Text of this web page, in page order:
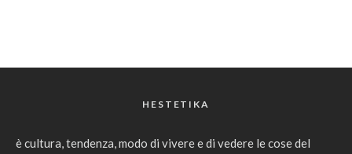
HESTETIKA
è cultura, tendenza, modo di vivere e di vedere le cose del